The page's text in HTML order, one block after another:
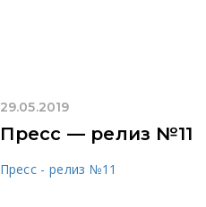
29.05.2019
Пресс — релиз №11
Пресс - релиз №11